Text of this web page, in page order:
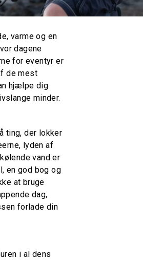
varme og en
dagene
for eventyr er
de mest
hjælpe dig
minder.
ting, der lokker
lyden af
vand er
en god bog og
at bruge
dag,
forlade din
i al dens